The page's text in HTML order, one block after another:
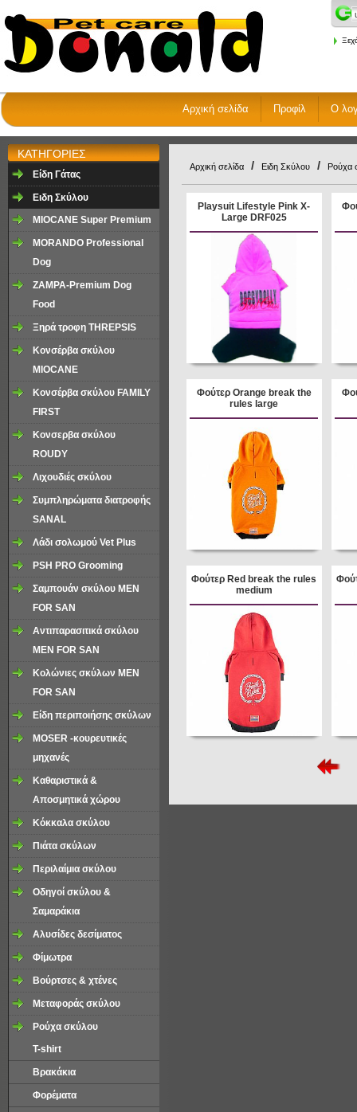
Αρχική σελίδα Προφίλ Ο
ΚΑΤΗΓΟΡΙΕΣ
Είδη Γάτας
Ειδη Σκύλου
MIOCANE Super Premium
MORANDO Professional
Dog
ZAMPA-Premium Dog
Food
Ξηρά τροφη ΤHREPSIS
Κονσέρβα σκύλου
ΜΙΟCANE
Κονσέρβα σκύλου FAMILY
FIRST
Κονσερβα σκύλου
ROUDY
Λιχουδιές σκύλου
Συμπληρώματα διατροφής
SANAL
Λάδι σολωμού Vet Plus
PSH PRO Grooming
Σαμπουάν σκύλου MEN
FOR SAN
Αντιπαρασιτικά σκύλου
MEN FOR SAN
Κολώνιες σκύλων MEN
FOR SAN
Είδη περιποιήσης σκύλων
MOSER -κουρευτικές
μηχανές
Καθαριστικά &
Αποσμητικά χώρου
Κόκκαλα σκύλου
Πιάτα σκύλων
Περιλαίμια σκύλου
Οδηγοί σκύλου &
Σαμαράκια
Aλυσίδες δεσίματος
Φίμωτρα
Βούρτσες & χτένες
Μεταφοράς σκύλου
Ρούχα σκύλου
T-shirt
Βρακάκια
Φορέματα
Αρχική σελίδα / Ειδη Σκύλου / Ρούχα
Playsuit Lifestyle Pink X-
Large DRF025
Φούτερ Orange break the
rules large
Φούτερ Red break the rules
medium